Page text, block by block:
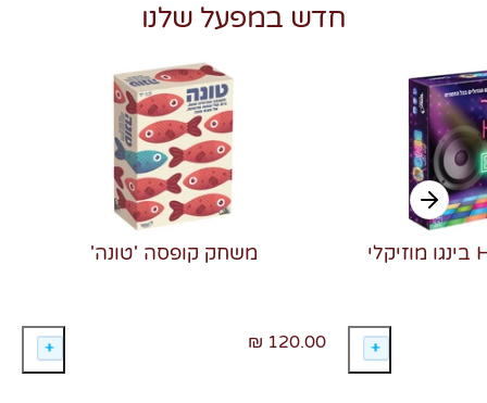
חדש במפעל שלנו
משחק קופסה 'טונה'
120.00 ₪